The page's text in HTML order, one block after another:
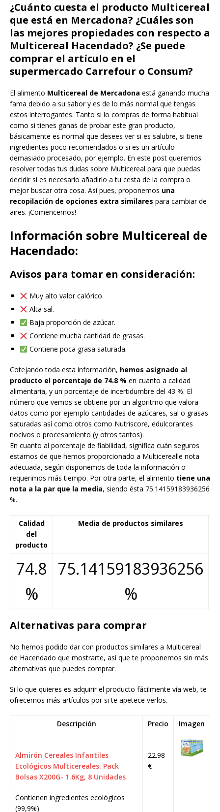
¿Cuánto cuesta el producto Multicereal
que está en Mercadona? ¿Cuáles son
las mejores propiedades con respecto a
Multicereal Hacendado? ¿Se puede
comprar el artículo en el
supermercado Carrefour o Consum?
El alimento Multicereal de Mercadona está ganando mucha
fama debido a su sabor y es de lo más normal que tengas
estos interrogantes. Tanto si lo compras de forma habitual
como si tienes ganas de probar este gran producto,
básicamente es normal que desees ver si es salubre, si tiene
ingredientes poco recomendados o si es un artículo
demasiado procesado, por ejemplo. En este post queremos
resolver todas tus dudas sobre Multicereal para que puedas
decidir si es necesario añadirlo a tu cesta de la compra o
mejor buscar otra cosa. Así pues, proponemos una
recopilación de opciones extra similares para cambiar de
aires. ¡Comencemos!
Información sobre Multicereal de
Hacendado:
Avisos para tomar en consideración:
Muy alto valor calórico.
Alta sal.
Baja proporción de azúcar.
Contiene mucha cantidad de grasas.
Contiene poca grasa saturada.
Cotejando toda esta información, hemos asignado al
producto el porcentaje de 74.8 % en cuanto a calidad
alimentaria, y un porcentaje de incertidumbre del 43 %. El
número que vemos se obtiene por un algoritmo que valora
datos como por ejemplo cantidades de azúcares, sal o grasas
saturadas así como otros como Nutriscore, edulcorantes
nocivos o procesamiento (y otros tantos).
En cuanto al porcentaje de fiabilidad, significa cuán seguros
estamos de que hemos proporcionado a Multicerealle nota
adecuada, según disponemos de toda la información o
requerimos más tiempo. Por otra parte, el alimento tiene una
nota a la par que la media, siendo ésta 75.14159183936256
%.
Calidad
del
producto
Media de productos similares
74.8
%
75.14159183936256
%
Alternativas para comprar
No hemos podido dar con productos similares a Multicereal
de Hacendado que mostrarte, así que te proponemos sin más
alternativas que puedes comprar.
Si lo que quieres es adquirir el producto fácilmente vía web, te
ofrecemos más artículos por si te apetece verlos.
Descripción Precio Imagen
Almirón Cereales Infantiles
Ecológicos Multicereales. Pack
Bolsas X200G- 1.6Kg, 8 Unidades
Contienen ingredientes ecológicos
(99,9%)
22.98
€